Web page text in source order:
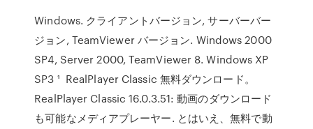
Windows. クライアントバージョン, サーバーバー
ジョン, TeamViewer バージョン. Windows 2000
SP4, Server 2000, TeamViewer 8. Windows XP
SP3 ¹ RealPlayer Classic 無料ダウンロード。
RealPlayer Classic 16.0.3.51: 動画のダウンロード
も可能なメディアプレーヤー. とはいえ、無料で動